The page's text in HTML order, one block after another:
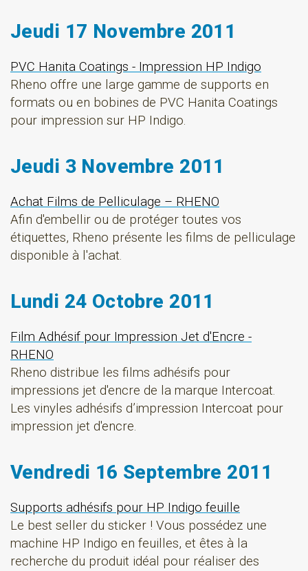
Jeudi 17 Novembre 2011
PVC Hanita Coatings - Impression HP Indigo
Rheno offre une large gamme de supports en
formats ou en bobines de PVC Hanita Coatings
pour impression sur HP Indigo.
Jeudi 3 Novembre 2011
Achat Films de Pelliculage – RHENO
Afin d'embellir ou de protéger toutes vos
étiquettes, Rheno présente les films de pelliculage
disponible à l'achat.
Lundi 24 Octobre 2011
Film Adhésif pour Impression Jet d'Encre -
RHENO
Rheno distribue les films adhésifs pour
impressions jet d'encre de la marque Intercoat.
Les vinyles adhésifs d’impression Intercoat pour
impression jet d'encre.
Vendredi 16 Septembre 2011
Supports adhésifs pour HP Indigo feuille
Le best seller du sticker ! Vous possédez une
machine HP Indigo en feuilles, et êtes à la
recherche du produit idéal pour réaliser des